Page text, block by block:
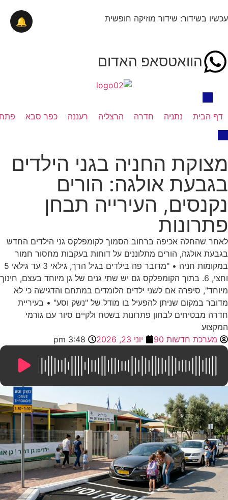
עכשיו בשידור: שידור מוזיקה חופשית
הוואטסאפ האדום
דף הבית נתניה חדרה הרצליה רעננה כפר סבא
מצוקת החניה בגני הילדים
בגבעת אולגה: הורים
נקנסים, העירייה תבחן
פתרונות
לאחר שהחלה אכיפה ברחוב הסמוך לקומפלקס גני הילדים החדש
בגבעת אולגה, הורים מתלוננים על דוחות בעקבות מחסור חמור
במקומות חניה • "מדובר פה בילדים בגיל הרך, גילאי 3 עד גילאי 5
וחצי, 6. בתוך הקומפלקס גם יש שתי גנים של גן מיוחד בעצם, חינוך
מיוחד", סיפרה אם לשני ילדים הלומדים במתחם והדגישה כי לא
מדובר במקום שניתן להפעיל בו מודל של "נשק וסע" • בעיריית
חדרה מבטיחים לבחון פתרונות בשטח ולקיים סיור עם גורמי
המקצוע
מערכת חדשות 90
יוני 23, 2026 3:48 pm
🔔